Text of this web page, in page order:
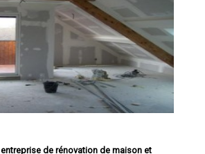
entreprise de rénovation de maison et